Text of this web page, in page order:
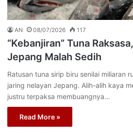
AN 08/07/2026 117
“Kebanjiran” Tuna
Jepang Malah Sedih
Ratusan tuna sirip biru senilai miliaran
jaring nelayan Jepang. Alih-alih kaya
justru terpaksa membuangnya…
Read More »